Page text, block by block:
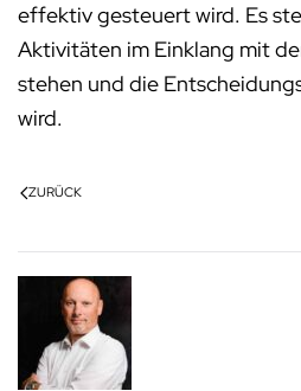
effektiv gesteuert wird. Es
Aktivitäten im Einklang mit
stehen und die
wird.
ZURÜCK